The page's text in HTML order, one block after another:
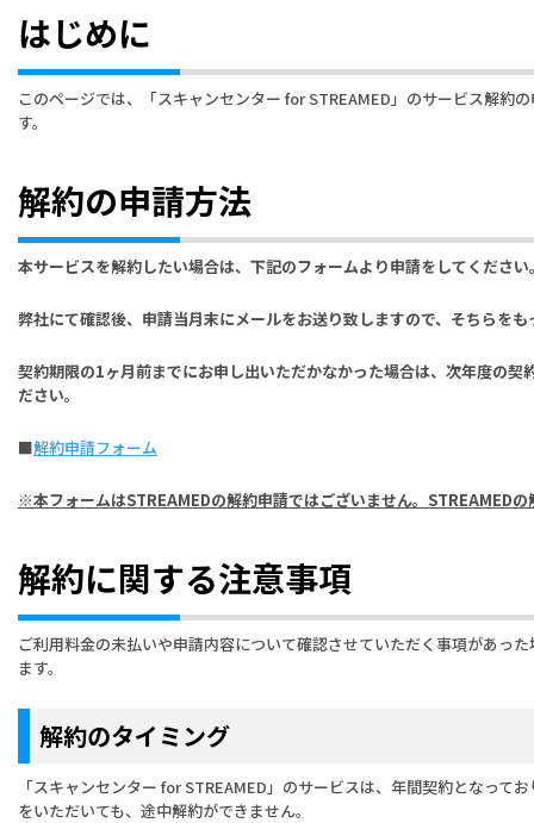
はじめに
このページでは、「スキャンセンター for STREAMED」のサービス解約
す。
解約の申請方法
本サービスを解約したい場合は、下記のフォームより申請をしてください
弊社にて確認後、申請当月末にメールをお送り致しますので、そちらを
契約期限の1ヶ月前までにお申し出いただかなかった場合は、次年度の契
ださい。
■解約申請フォーム
※本フォームはSTREAMEDの解約申請ではございません。STREAMEDの
解約に関する注意事項
ご利用料金の未払いや申請内容について確認させていただく事項があっ
ます。
解約のタイミング
「スキャンセンター for STREAMED」のサービスは、年間契約となって
をいただいても、途中解約ができません。